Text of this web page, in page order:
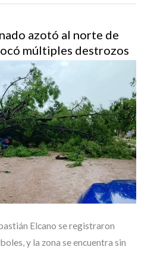
azotó al norte de
múltiples destrozos
Elcano se registraron
y la zona se encuentra sin